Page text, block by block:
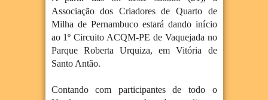
Associação dos Criadores de Quarto de
Milha de Pernambuco estará dando início
ao 1º Circuito ACQM-PE de Vaquejada no
Parque Roberta Urquiza, em Vitória de
Santo Antão.
Contando com participantes de todo o